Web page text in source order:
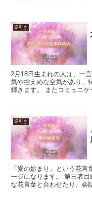
逆引き
2月18日生まれの人は、一
気や控えめな空気があり、
輝きます。 またコミュニ
逆引き
「愛の始まり」という花
ージになります。 第三者
な花言葉と合わせたり、会